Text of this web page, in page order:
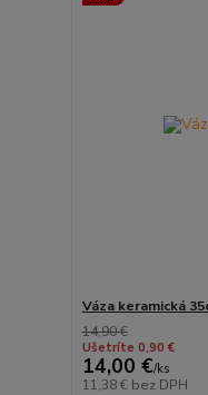
Váza keramická
14,90 €
Ušetríte 0,90 €
14,00 €/ks
11,38 € bez DPH